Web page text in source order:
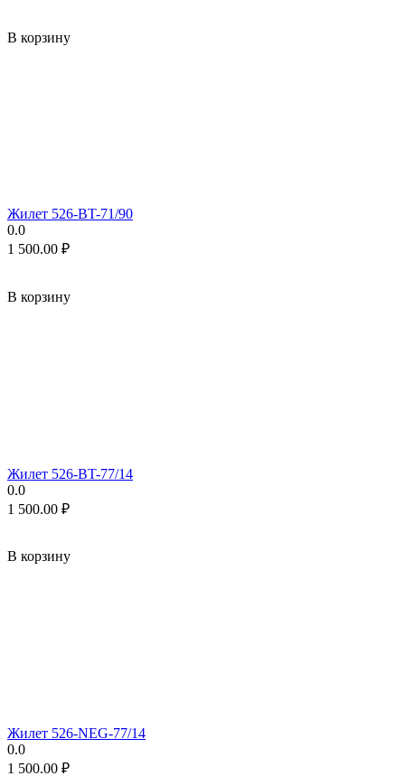
В корзину
Жилет 526-BT-71/90
0.0
1 500.00 ₽
В корзину
Жилет 526-BT-77/14
0.0
1 500.00 ₽
В корзину
Жилет 526-NEG-77/14
0.0
1 500.00 ₽